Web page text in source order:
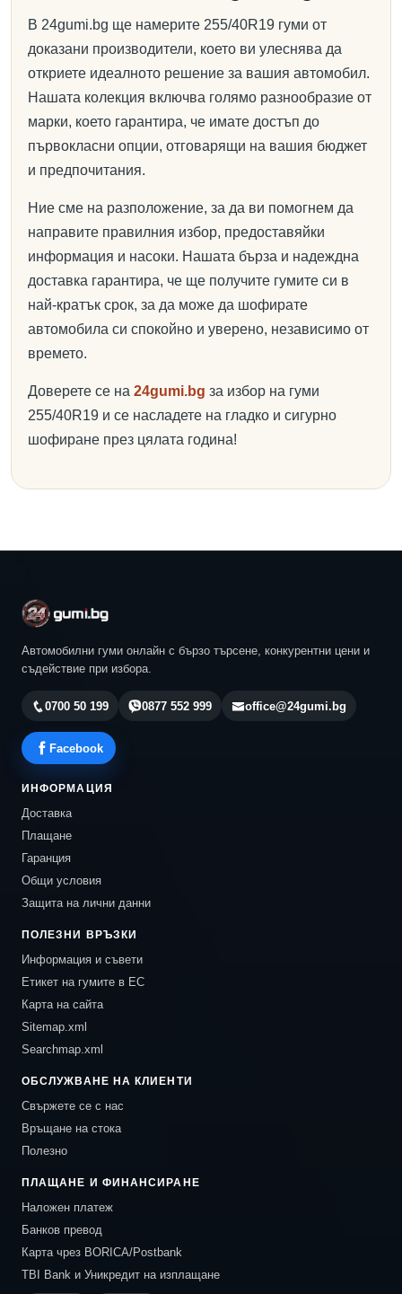
В 24gumi.bg ще намерите 255/40R19 гуми от
доказани производители, което ви улеснява да
откриете идеалното решение за вашия автомобил.
Нашата колекция включва голямо разнообразие от
марки, което гарантира, че имате достъп до
първокласни опции, отговарящи на вашия бюджет
и предпочитания.
Ние сме на разположение, за да ви помогнем да
направите правилния избор, предоставяйки
информация и насоки. Нашата бърза и надеждна
доставка гарантира, че ще получите гумите си в
най-кратък срок, за да може да шофирате
автомобила си спокойно и уверено, независимо от
времето.
Доверете се на 24gumi.bg за избор на гуми
255/40R19 и се насладете на гладко и сигурно
шофиране през цялата година!
Автомобилни гуми онлайн с бързо търсене, конкурентни цени и
съдействие при избора.
0700 50 199 0877 552 999 office@24gumi.bg
Facebook
ИНФОРМАЦИЯ
Доставка
Плащане
Гаранция
Общи условия
Защита на лични данни
ПОЛЕЗНИ ВРЪЗКИ
Информация и съвети
Етикет на гумите в ЕС
Карта на сайта
Sitemap.xml
Searchmap.xml
ОБСЛУЖВАНЕ НА КЛИЕНТИ
Свържете се с нас
Връщане на стока
Полезно
ПЛАЩАНЕ И ФИНАНСИРАНЕ
Наложен платеж
Банков превод
Карта чрез BORICA/Postbank
TBI Bank и Уникредит на изплащане